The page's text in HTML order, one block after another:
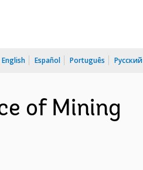
English Español Português Русский
of Mining